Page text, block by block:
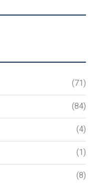
(71)
(84)
(4)
(1)
(8)